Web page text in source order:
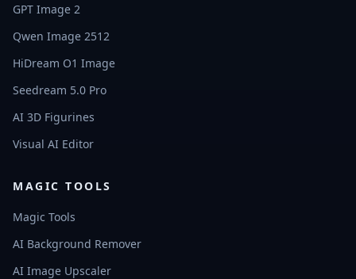
GPT Image 2
Qwen Image 2512
HiDream O1 Image
Seedream 5.0 Pro
AI 3D Figurines
Visual AI Editor
MAGIC TOOLS
Magic Tools
AI Background Remover
AI Image Upscaler